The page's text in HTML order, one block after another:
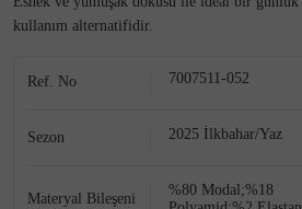
kullanım alternatifidir.
Ref. No 7007511-052
Sezon 2025 İlkbahar/Yaz
Materyal Bileşeni
%80 Modal;%18